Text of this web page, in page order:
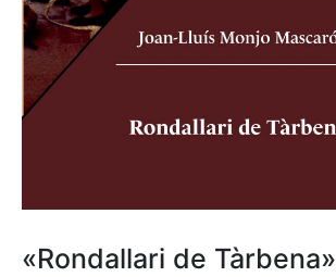
«Rondallari de Tàrbena»